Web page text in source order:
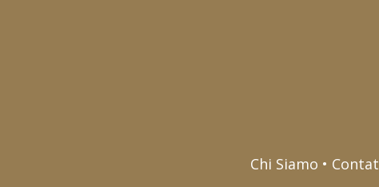
Chi Siamo •